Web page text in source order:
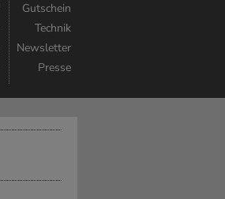
Gutschein
Technik
Newsletter
Presse